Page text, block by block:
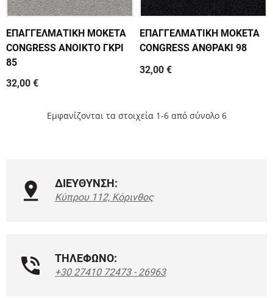
ΕΠΑΓΓΕΛΜΑΤΙΚΗ ΜΟΚΕΤΑ
CONGRESS ΑΝΟΙΚΤΟ ΓΚΡΙ
85
32,00 €
ΕΠΑΓΓΕΛΜΑΤΙΚΗ ΜΟΚΕΤΑ
CONGRESS ΑΝΘΡΑΚΙ 98
32,00 €
Εμφανίζονται τα στοιχεία 1-6 από σύνολο 6
ΔΙΕΥΘΥΝΣΗ:
Κύπρου 112, Κόρινθος
ΤΗΛΕΦΩΝΟ:
+30 27410 72473 - 26963